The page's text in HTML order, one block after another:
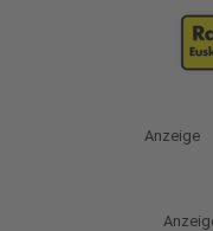
Anzeige